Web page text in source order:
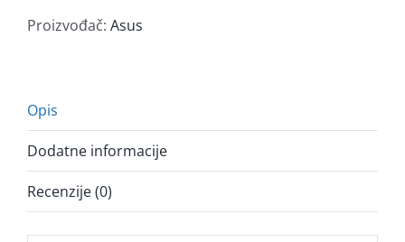
Proizvođač: Asus
Opis
Dodatne informacije
Recenzije (0)